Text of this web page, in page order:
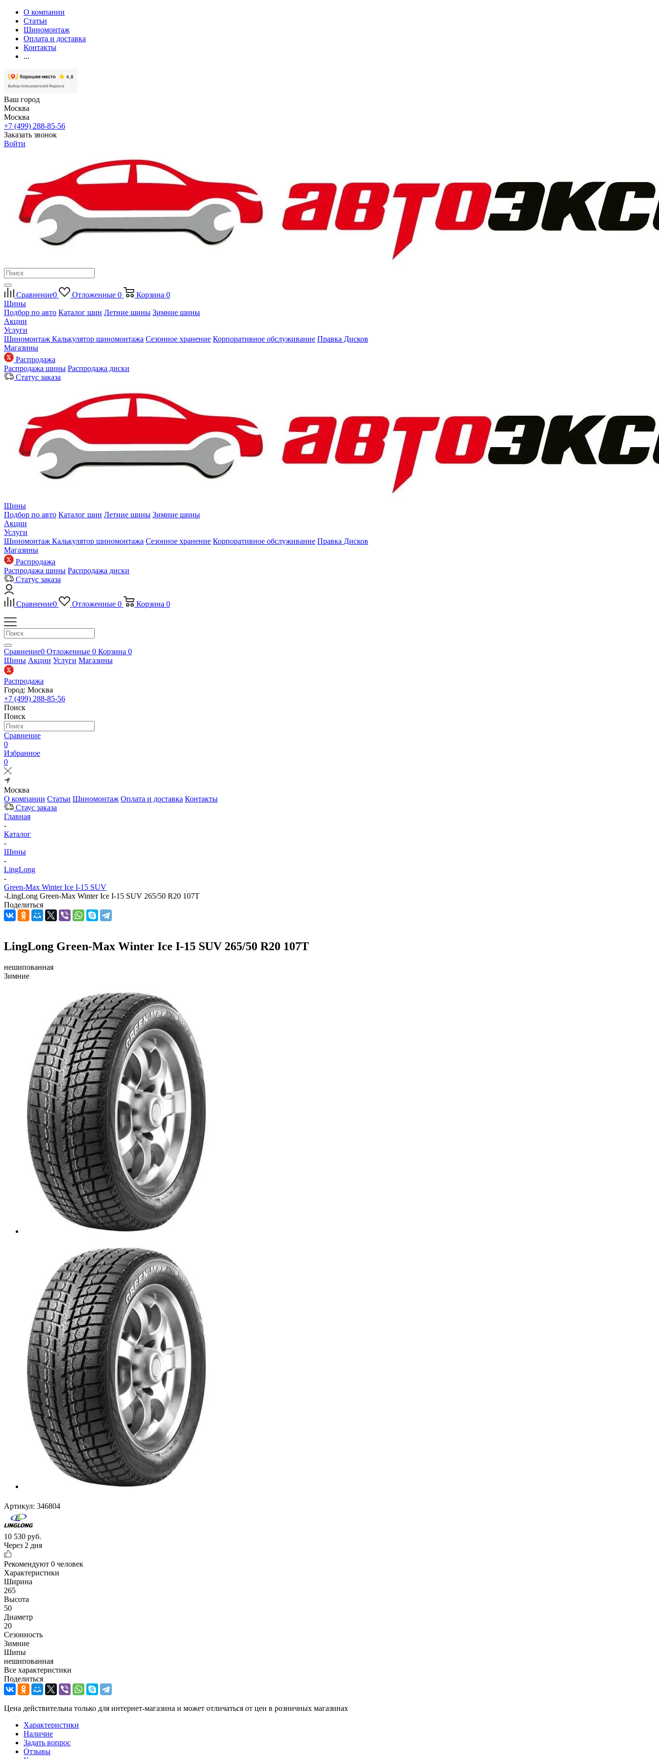
О компании
Статьи
Шиномонтаж
Оплата и доставка
Контакты
...
Ваш город
Москва
Москва
+7 (499) 288-85-56
Заказать звонок
Войти
Сравнение0 Отложенные 0 Корзина 0
Шины
Подбор по авто Каталог шин Летние шины Зимние шины
Акции
Услуги
Шиномонтаж Калькулятор шиномонтажа Сезонное хранение Корпоративное обслуживание Правка Дисков
Магазины
Распродажа
Распродажа шины Распродажа диски
Статус заказа
Шины
Подбор по авто Каталог шин Летние шины Зимние шины
Акции
Услуги
Шиномонтаж Калькулятор шиномонтажа Сезонное хранение Корпоративное обслуживание Правка Дисков
Магазины
Распродажа
Распродажа шины Распродажа диски
Статус заказа
Сравнение0 Отложенные 0 Корзина 0
Сравнение0 Отложенные 0 Корзина 0
Шины Акции Услуги Магазины
Распродажа
Город: Москва
+7 (499) 288-85-56
Поиск
Поиск
Сравнение
0
Избранное
0
Москва
О компании Статьи Шиномонтаж Оплата и доставка Контакты
Стаус заказа
Главная
-
Каталог
-
Шины
-
LingLong
-
Green-Max Winter Ice I-15 SUV
-LingLong Green-Max Winter Ice I-15 SUV 265/50 R20 107T
Поделиться
LingLong Green-Max Winter Ice I-15 SUV 265/50 R20 107T
нешипованная
Зимние
Артикул: 346804
10 530 руб.
Через 2 дня
Рекомендуют 0 человек
Характеристики
Ширина
265
Высота
50
Диаметр
20
Сезонность
Зимние
Шипы
нешипованная
Все характеристики
Поделиться
Цена действительна только для интернет-магазина и может отличаться от цен в розничных магазинах
Характеристики
Наличие
Задать вопрос
Отзывы